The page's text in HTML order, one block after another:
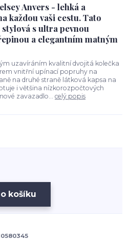
Anvers - lehká a
každou vaši cestu. Tato
s ultra pevnou
a elegantním matným
uzavíráním kvalitní dvojitá kolečka
vnitřní upínací popruhy na
na druhé straně látková kapsa na
i většina nízkorozpočtových
zavazadlo... celý popis
košíku